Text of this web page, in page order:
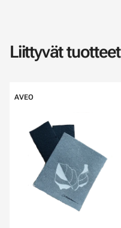
Liittyvät tuotteet
AVEO